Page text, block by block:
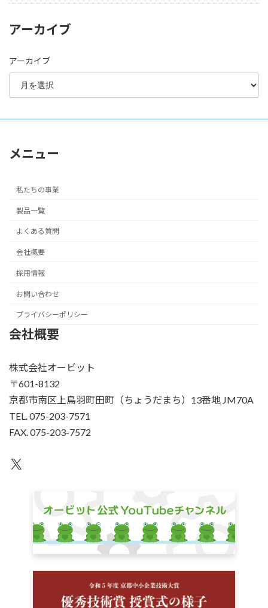
アーカイブ
アーカイブ
メニュー
私たちの事業
製品一覧
よくある質問
会社概要
採用情報
お問い合わせ
プライバシーポリシー
会社概要
株式会社オービット
〒601-8132
京都市南区上鳥羽町田町（ちょうだまち）13番地 JM70A
TEL. 075-203-7571
FAX. 075-203-7572
X